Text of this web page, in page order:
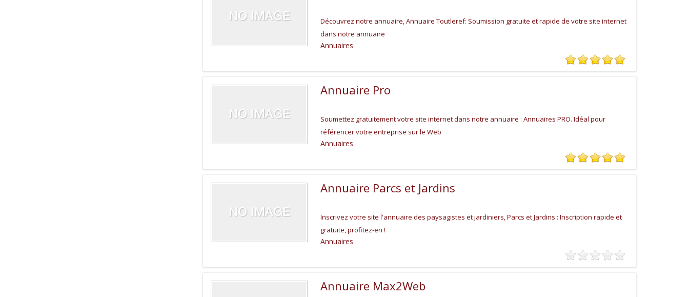
Découvrez notre annuaire, Annuaire Toutleref: Soumission gratuite et rapide de votre site internet
dans notre annuaire
Annuaires
Annuaire Pro
Soumettez gratuitement votre site internet dans notre annuaire : Annuaires PRO. Idéal pour
référencer votre entreprise sur le Web
Annuaires
Annuaire Parcs et Jardins
Inscrivez votre site l'annuaire des paysagistes et jardiniers, Parcs et Jardins : Inscription rapide et
gratuite, profitez-en !
Annuaires
Annuaire Max2Web